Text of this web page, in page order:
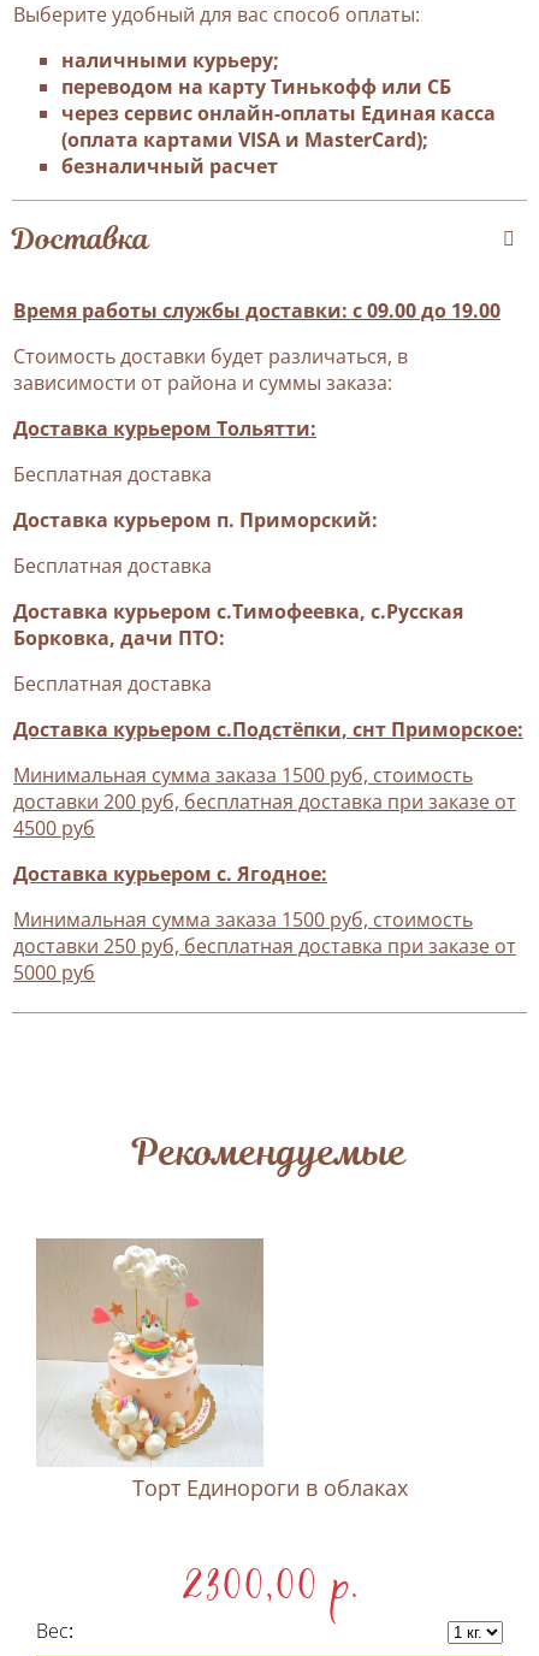
Выберите удобный для вас способ оплаты:
наличными курьеру;
переводом на карту Тинькофф или СБ
через сервис онлайн-оплаты Единая касса
(оплата картами VISA и MasterCard);
безналичный расчет
Доставка
Время работы службы доставки: с 09.00 до 19.00
Стоимость доставки будет различаться, в
зависимости от района и суммы заказа:
Доставка курьером Тольятти:
Бесплатная доставка
Доставка курьером п. Приморский:
Бесплатная доставка
Доставка курьером с.Тимофеевка, с.Русская
Борковка, дачи ПТО:
Бесплатная доставка
Доставка курьером с.Подстёпки, снт Приморское:
Минимальная сумма заказа 1500 руб, стоимость
доставки 200 руб, бесплатная доставка при заказе от
4500 руб
Доставка курьером с. Ягодное:
Минимальная сумма заказа 1500 руб, стоимость
доставки 250 руб, бесплатная доставка при заказе от
5000 руб
Рекомендуемые
Торт Единороги в облаках
2300,00 p.
Вес